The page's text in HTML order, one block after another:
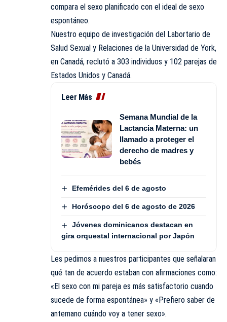
compara el sexo planificado con el ideal de sexo
espontáneo.
Nuestro equipo de investigación del Labortario de
Salud Sexual y Relaciones de la Universidad de York,
en Canadá, reclutó a 303 individuos y 102 parejas de
Estados Unidos y Canadá.
Leer Más
Semana Mundial de la
Lactancia Materna: un
llamado a proteger el
derecho de madres y
bebés
Efemérides del 6 de agosto
Horóscopo del 6 de agosto de 2026
Jóvenes dominicanos destacan en
gira orquestal internacional por Japón
Les pedimos a nuestros participantes que señalaran
qué tan de acuerdo estaban con afirmaciones como:
«El sexo con mi pareja es más satisfactorio cuando
sucede de forma espontánea» y «Prefiero saber de
antemano cuándo voy a tener sexo».